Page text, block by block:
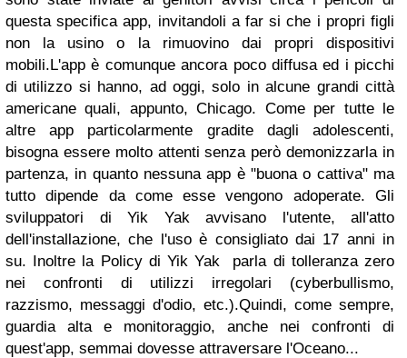
questa specifica app, invitandoli a far si che i propri figli
non la usino o la rimuovino dai propri dispositivi
mobili.L'app è comunque ancora poco diffusa ed i picchi
di utilizzo si hanno, ad oggi, solo in alcune grandi città
americane quali, appunto, Chicago. Come per tutte le
altre app particolarmente gradite dagli adolescenti,
bisogna essere molto attenti senza però demonizzarla in
partenza, in quanto nessuna app è "buona o cattiva" ma
tutto dipende da come esse vengono adoperate. Gli
sviluppatori di Yik Yak avvisano l'utente, all'atto
dell'installazione, che l'uso è consigliato dai 17 anni in
su. Inoltre la Policy di Yik Yak parla di tolleranza zero
nei confronti di utilizzi irregolari (cyberbullismo,
razzismo, messaggi d'odio, etc.).Quindi, come sempre,
guardia alta e monitoraggio, anche nei confronti di
quest'app, semmai dovesse attraversare l'Oceano...